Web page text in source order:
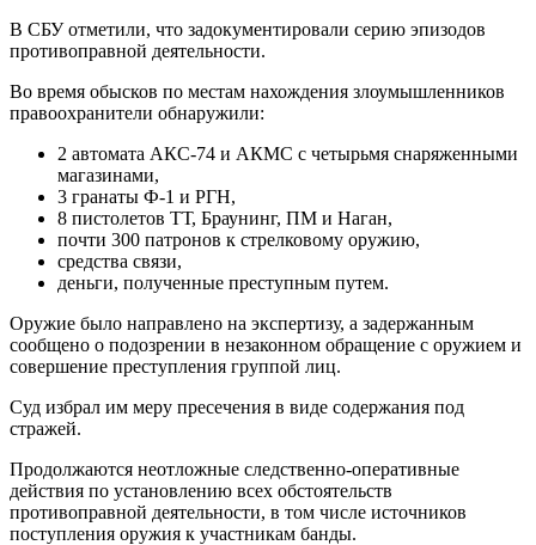
В СБУ отметили, что задокументировали серию эпизодов
противоправной деятельности.
Во время обысков по местам нахождения злоумышленников
правоохранители обнаружили:
2 автомата АКС-74 и АКМС с четырьмя снаряженными
магазинами,
3 гранаты Ф-1 и РГН,
8 пистолетов ТТ, Браунинг, ПМ и Наган,
почти 300 патронов к стрелковому оружию,
средства связи,
деньги, полученные преступным путем.
Оружие было направлено на экспертизу, а задержанным
сообщено о подозрении в незаконном обращение с оружием и
совершение преступления группой лиц.
Суд избрал им меру пресечения в виде содержания под
стражей.
Продолжаются неотложные следственно-оперативные
действия по установлению всех обстоятельств
противоправной деятельности, в том числе источников
поступления оружия к участникам банды.